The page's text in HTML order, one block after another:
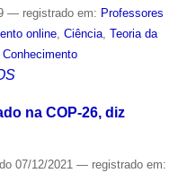
— registrado em: Professores
online, Ciência, Teoria da
Conhecimento
na COP-26, diz
07/12/2021 — registrado em: